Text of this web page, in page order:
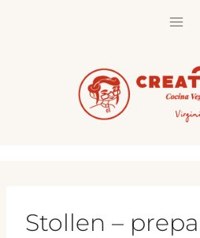
Stollen –